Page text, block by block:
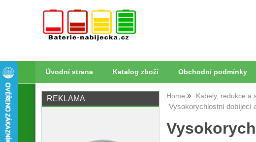
Úvodní strana Katalog zboží Obchodní podmínky
Home Kabely, redukce a
Vysokorychlostní dobíjecí
REKLAMA